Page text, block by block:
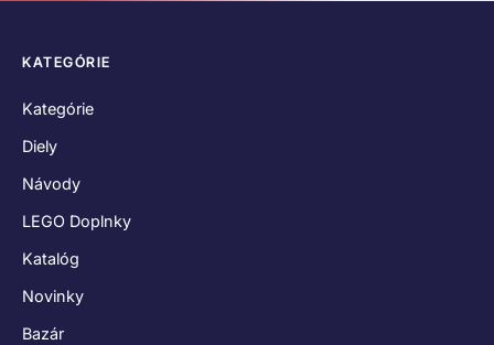
KATEGÓRIE
Kategórie
Diely
Návody
LEGO Doplnky
Katalóg
Novinky
Bazár